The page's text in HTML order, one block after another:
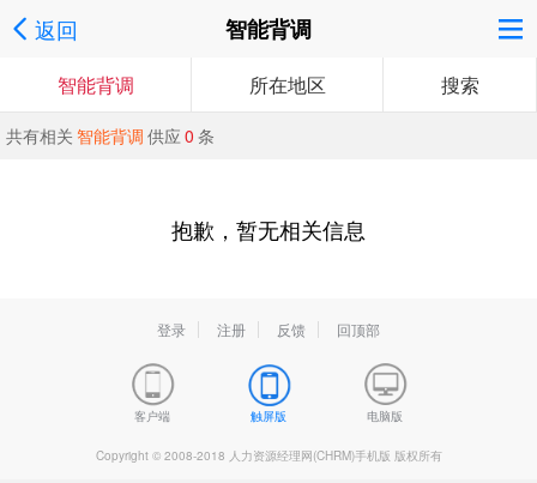
返回 智能背调
智能背调 所在地区 搜索
共有相关 智能背调 供应 0 条
抱歉，暂无相关信息
登录 注册 反馈 回顶部
客户端 触屏版 电脑版
Copyright © 2008-2018 人力资源经理网(CHRM)手机版 版权所有